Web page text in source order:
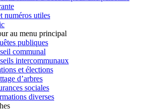
numéros utiles
au menu principal
publiques
communal
intercommunaux
et élections
d’arbres
sociales
diverses